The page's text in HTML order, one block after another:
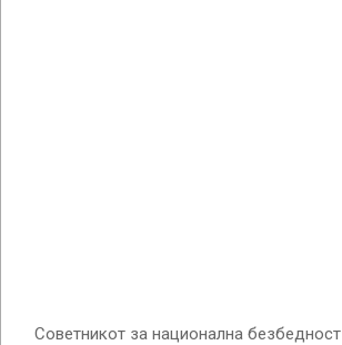
Советникот за национална